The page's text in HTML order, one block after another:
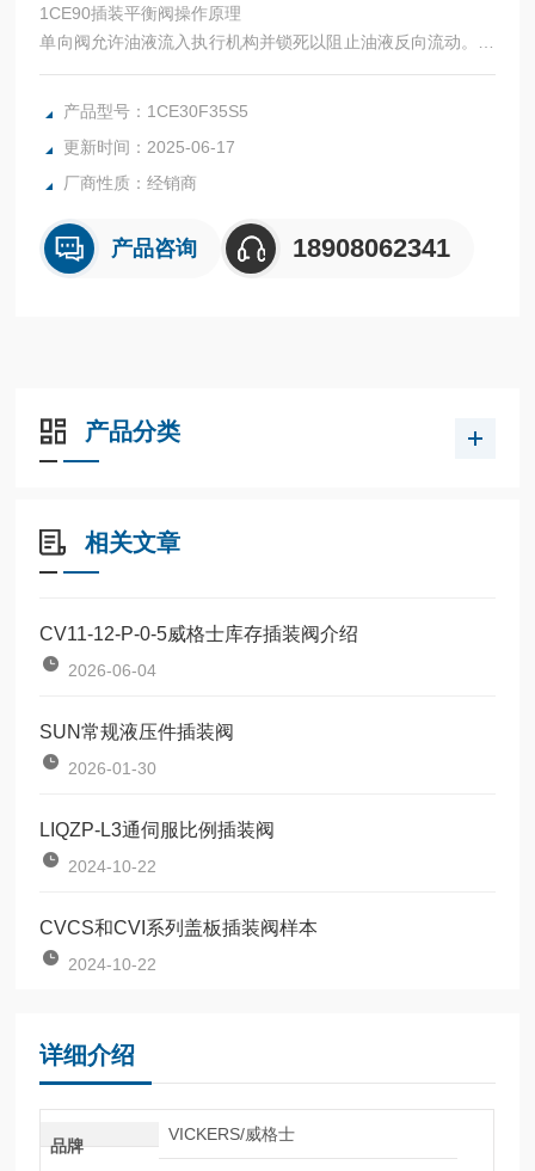
1CE90插装平衡阀操作原理
单向阀允许油液流入执行机构并锁死以阻止油液反向流动。先
导辅助溢流阀在达到预设压力时控制执行机构的运动。溢流压
力设为至少1.3倍大负载，但阀开启压力写先导比设定相关。
用。
先导压力计算式:
导比
威格士插装阀液压平衡阀现货供应1CE30F35S5
产品型号：1CE30F35S5
更新时间：2025-06-17
厂商性质：经销商
产品咨询 18908062341
产品分类
相关文章
CV11-12-P-0-5威格士库存插装阀介绍
2026-06-04
SUN常规液压件插装阀
2026-01-30
LIQZP-L3通伺服比例插装阀
2024-10-22
CVCS和CVI系列盖板插装阀样本
2024-10-22
详细介绍
品牌
VICKERS/威格士